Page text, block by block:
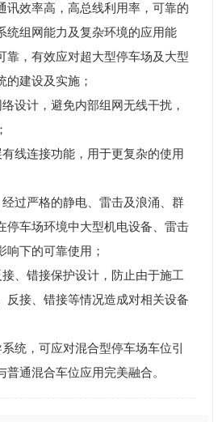
讯效率高，高总线利用率，可靠的
统组网能力及复杂环境的应用能
靠，有效应对超大型停车场及大型
的建设及实施；
设计，避免内部组网无线干扰，
线连接功能，用于更复杂的使用
过严格的静电、雷击及浪涌、群
停车场环境中大型机电设备、雷击
响下的可靠使用；
、错接保护设计，防止由于施工
反接、错接等情况造成对相关设备
统，可应对混合型停车场车位引
通混合车位应用完美融合。